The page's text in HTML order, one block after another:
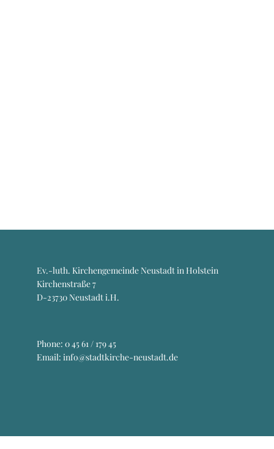
Ev.-luth. Kirchengemeinde Neustadt in Holstein
Kirchenstraße 7
D-23730 Neustadt i.H.
Phone: 0 45 61 / 179 45
Email: info@stadtkirche-neustadt.de